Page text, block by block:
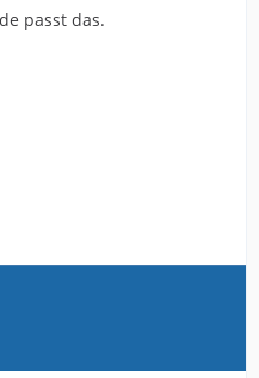
passt das.